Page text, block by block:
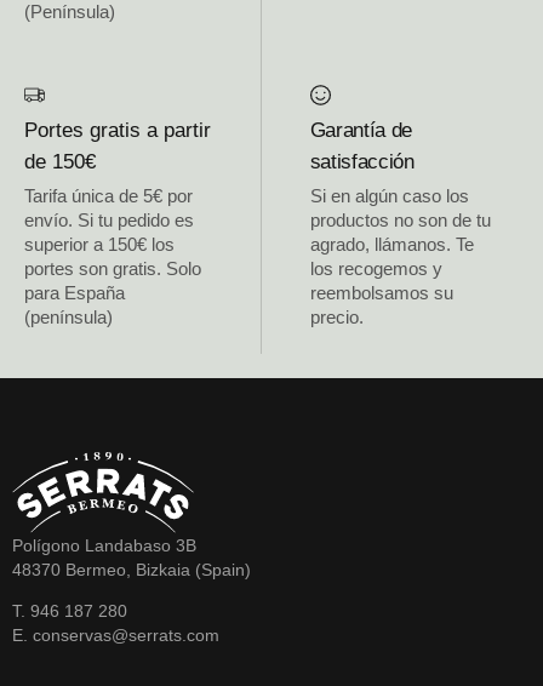
(Península)
Portes gratis a partir
de 150€
Tarifa única de 5€ por
envío. Si tu pedido es
superior a 150€ los
portes son gratis. Solo
para España
(península)
Garantía de
satisfacción
Si en algún caso los
productos no son de tu
agrado, llámanos. Te
los recogemos y
reembolsamos su
precio.
Polígono Landabaso 3B
48370 Bermeo, Bizkaia (Spain)
T. 946 187 280
E. conservas@serrats.com